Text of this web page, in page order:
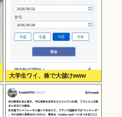
大学生ワイ、株で大儲けwww